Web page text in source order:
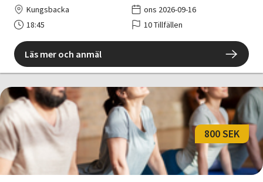
Kungsbacka
ons 2026-09-16
18:45
10 Tillfällen
Läs mer och anmäl
800 SEK